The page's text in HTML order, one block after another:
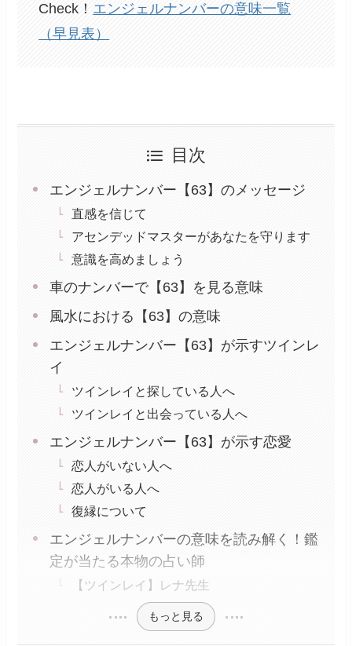
Check！ エンジェルナンバーの意味一覧
（早見表）
目次
エンジェルナンバー【63】のメッセージ
直感を信じて
アセンデッドマスターがあなたを守ります
意識を高めましょう
車のナンバーで【63】を見る意味
風水における【63】の意味
エンジェルナンバー【63】が示すツインレ
イ
ツインレイと探している人へ
ツインレイと出会っている人へ
エンジェルナンバー【63】が示す恋愛
恋人がいない人へ
恋人がいる人へ
復縁について
エンジェルナンバーの意味を読み解く！鑑
定が当たる本物の占い師
【ツインレイ】レナ先生
もっと見る